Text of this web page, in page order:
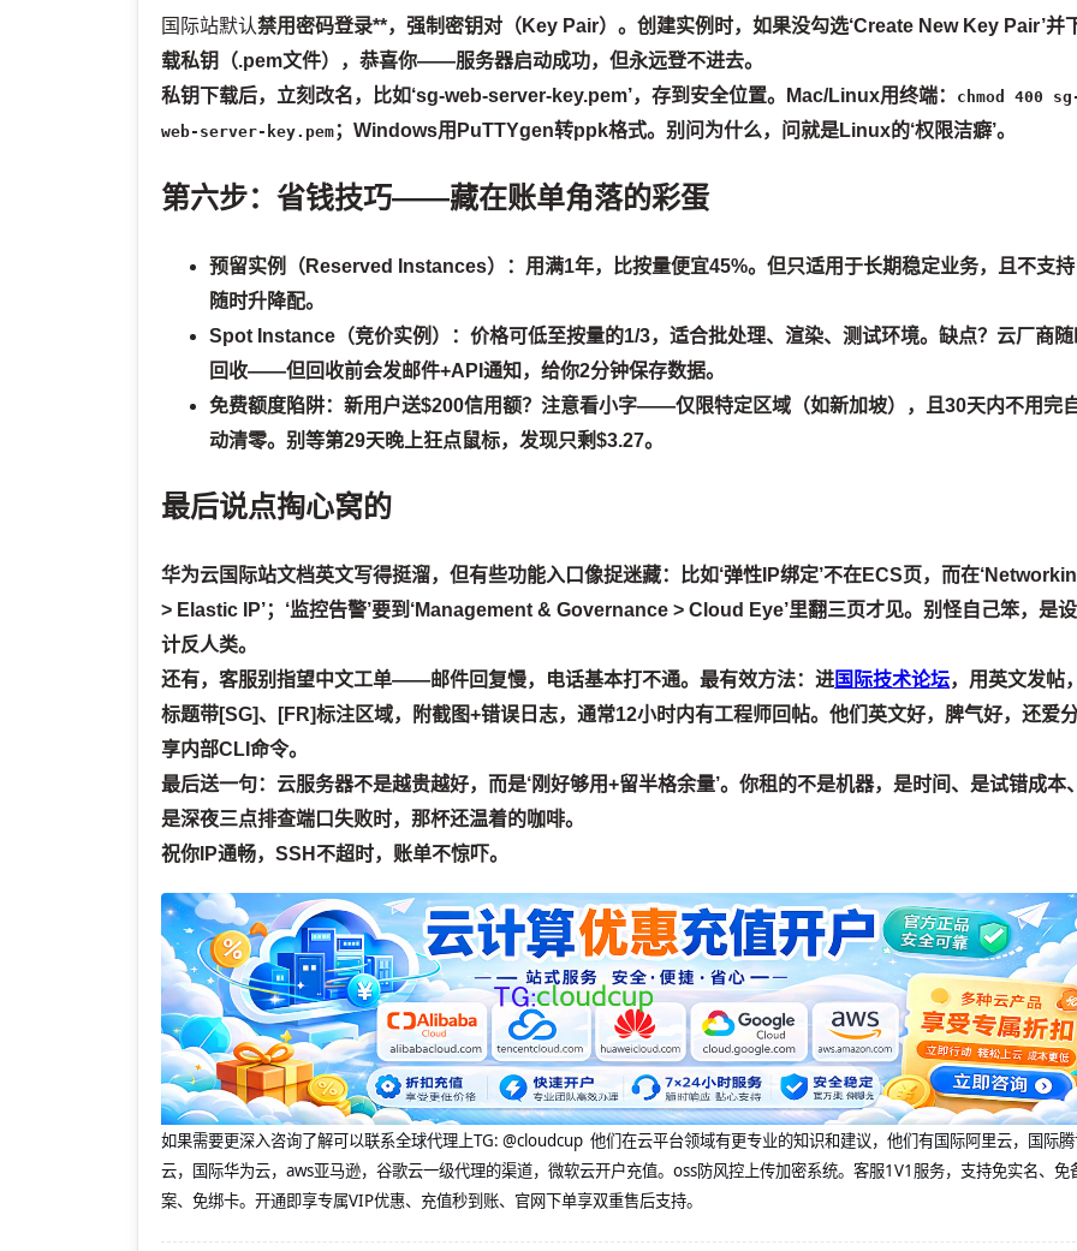
国际站默认禁用密码登录**，强制密钥对（Key Pair）。创建实例时，如果没勾选‘Create New Key Pair’并
载私钥（.pem文件），恭喜你——服务器启动成功，但永远登不进去。
私钥下载后，立刻改名，比如‘sg-web-server-key.pem’，存到安全位置。Mac/Linux用终端：
chmod 400
web-server-key.pem；Windows用PuTTYgen转ppk格式。别问为什么，问就是Linux的‘权限洁癖’。
第六步：省钱技巧——藏在账单角落的彩蛋
预留实例（Reserved Instances）
：用满1年，比按量便宜45%。但只适用于长期稳定业务，且不支持
随时升降配。
Spot Instance（竞价实例）
：价格可低至按量的1/3，适合批处理、渲染、测试环境。缺点？云厂商
回收——但回收前会发邮件+API通知，给你2分钟保存数据。
免费额度陷阱：新用户送$200信用额？注意看小字——仅限特定区域（如新加坡），且30天内不用完
动清零。别等第29天晚上狂点鼠标，发现只剩$3.27。
最后说点掏心窝的
华为云国际站文档英文写得挺溜，但有些功能入口像捉迷藏：比如‘弹性IP绑定’不在ECS页，而在
> Elastic IP’；‘监控告警’要到‘Management & Governance > Cloud Eye’里翻三页才见。别怪自己笨，是设
计反人类。
还有，客服别指望中文工单——邮件回复慢，电话基本打不通。最有效方法：进国际技术论坛，用英文发帖
标题带[SG]、[FR]标注区域，附截图+错误日志，通常12小时内有工程师回帖。他们英文好，脾气好，还爱
享内部CLI命令。
最后送一句：云服务器不是越贵越好，而是‘刚好够用+留半格余量’。你租的不是机器，是时间、是试错成本
是深夜三点排查端口失败时，那杯还温着的咖啡。
祝你IP通畅，SSH不超时，账单不惊吓。
如果需要更深入咨询了解可以联系全球代理上TG: @cloudcup 他们在云平台领域有更专业的知识和建议，他们有国际阿里云，国际
云，国际华为云，aws亚马逊，谷歌云一级代理的渠道，微软云开户充值。oss防风控上传加密系统。客服1V1服务，支持免实名、免
案、免绑卡。开通即享专属VIP优惠、充值秒到账、官网下单享双重售后支持。